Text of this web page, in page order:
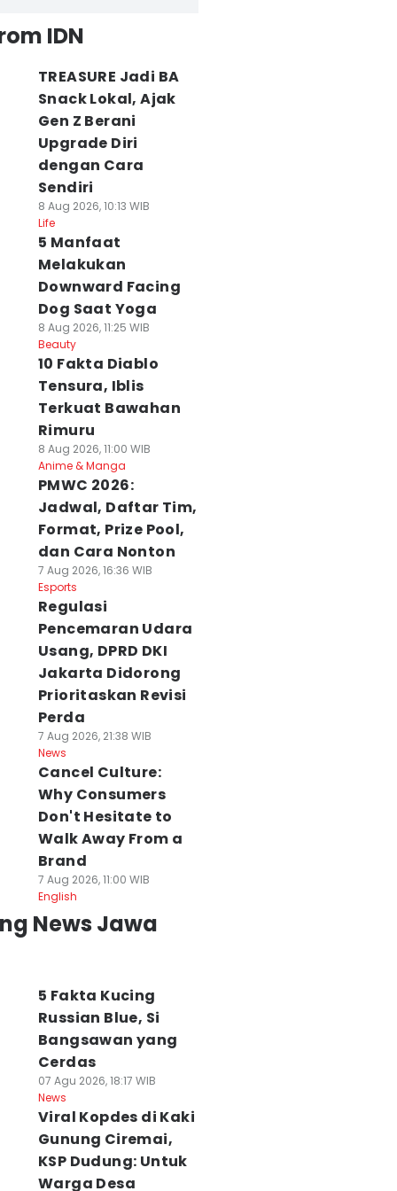
IDN
TREASURE Jadi BA
Snack Lokal, Ajak
Gen Z Berani
Upgrade Diri
dengan Cara
Sendiri
8 Aug 2026, 10:13 WIB
Life
5 Manfaat
Melakukan
Downward Facing
Dog Saat Yoga
8 Aug 2026, 11:25 WIB
Beauty
10 Fakta Diablo
Tensura, Iblis
Terkuat Bawahan
Rimuru
8 Aug 2026, 11:00 WIB
Anime & Manga
PMWC 2026:
Jadwal, Daftar Tim,
Format, Prize Pool,
dan Cara Nonton
7 Aug 2026, 16:36 WIB
Esports
Regulasi
Pencemaran Udara
Usang, DPRD DKI
Jakarta Didorong
Prioritaskan Revisi
Perda
7 Aug 2026, 21:38 WIB
News
Cancel Culture:
Why Consumers
Don't Hesitate to
Walk Away From a
Brand
7 Aug 2026, 11:00 WIB
English
News Jawa
5 Fakta Kucing
Russian Blue, Si
Bangsawan yang
Cerdas
07 Agu 2026, 18:17 WIB
News
Viral Kopdes di Kaki
Gunung Ciremai,
KSP Dudung: Untuk
Warga Desa